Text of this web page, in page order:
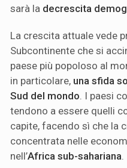
sarà la decrescita
La crescita attuale vede
Subcontinente che si
paese più popoloso al
in particolare, una sfida
Sud del mondo. I paesi
tendono a essere quelli
capite, facendo sì che la
concentrata nelle
nell’Africa sub-sahariana.